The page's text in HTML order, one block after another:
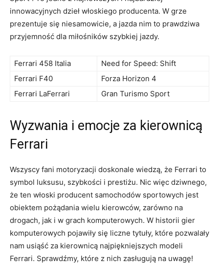
innowacyjnych dzieł włoskiego producenta. W grze
prezentuje się​ niesamowicie, a ‌jazda ⁢nim‍ to prawdziwa
⁢przyjemność ⁢dla ⁣miłośników‌ szybkiej ​jazdy.
Ferrari 458 Italia
Need​ for⁢ Speed: Shift
Ferrari F40
Forza⁢ Horizon ⁤4
Ferrari LaFerrari
Gran Turismo Sport
Wyzwania i emocje za kierownicą
Ferrari
Wszyscy fani motoryzacji ⁢doskonale ​wiedzą, że Ferrari to⁢
symbol‌ luksusu,⁢ szybkości i prestiżu. Nic ⁤więc dziwnego,
że ten​ włoski producent samochodów sportowych jest⁣
obiektem pożądania wielu kierowców, zarówno ‍na
drogach, jak i w grach komputerowych. W historii ⁣gier
komputerowych ‌pojawiły ‌się liczne tytuły, które‍ pozwalały
nam‌ usiąść⁢ za kierownicą najpiękniejszych ⁣modeli
Ferrari. Sprawdźmy, które z nich⁤ zasługują na‍ uwagę!